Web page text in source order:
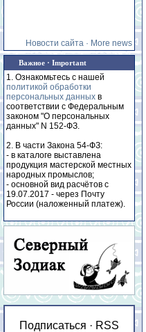
Новости сайта · More news
Важное · Important
1. Ознакомьтесь с нашей
политикой обработки
персональных данных в
соответствии с Федеральным
законом "О персональных
данных" N 152-ФЗ.
2. В части Закона 54-ФЗ:
- в каталоге выставлена
продукция мастерской местных
народных промыслов;
- основной вид расчётов с
19.07.2017 - через Почту
России (наложенный платеж).
Подписаться · RSS